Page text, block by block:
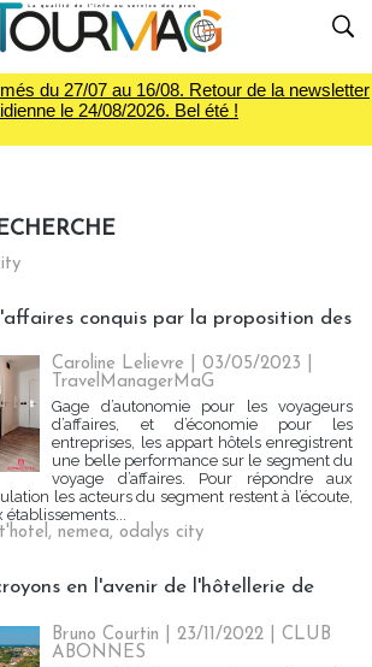
du 27/07 au 16/08. Retour de la newsletter
le 24/08/2026. Bel été !
conquis par la proposition des
Caroline Lelievre | 03/05/2023
TravelManagerMaG
Gage d’autonomie pour les voyageurs
d’affaires, et d’économie pour les
entreprises, les appart hôtels enregistrent
une belle performance sur le segment du
voyage d’affaires. Pour répondre aux
les acteurs du segment restent à l’écoute,
établissements...
, nemea, odalys city
en l'avenir de l'hôtellerie de
Bruno Courtin | 23/11/2022 |CLUB
ABONNES